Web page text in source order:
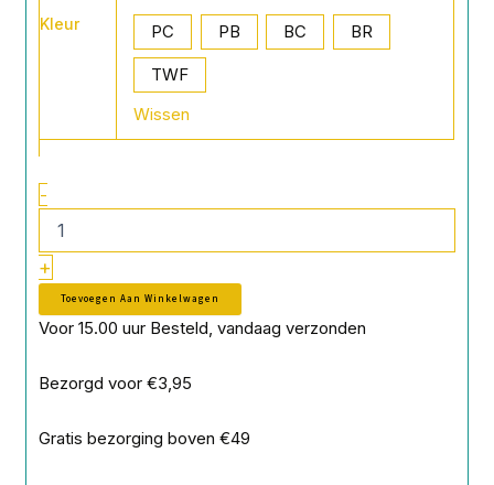
Kleur PC PB BC BR
TWF
Wissen
-
S
aantal
+
Toevoegen Aan Winkelwagen
Voor 15.00 uur Besteld, vandaag verzonden
Bezorgd voor €3,95
Gratis bezorging boven €49